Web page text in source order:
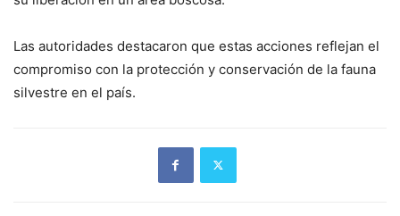
Las autoridades destacaron que estas acciones reflejan el
compromiso con la protección y conservación de la fauna
silvestre en el país.